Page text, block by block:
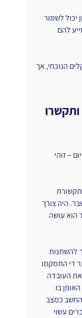
יכול לשמור
להם
הנוכחי, אך
– זוהי
היה צורך
הוא עושה
להשתנות
די התמקמו
העובדה
בו
כמצב
עשוי